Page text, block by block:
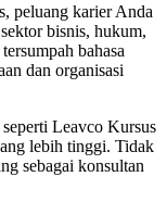
peluang karier Anda
bisnis, hukum,
bahasa
dan organisasi
Leavco Kursus
lebih tinggi. Tidak
sebagai konsultan